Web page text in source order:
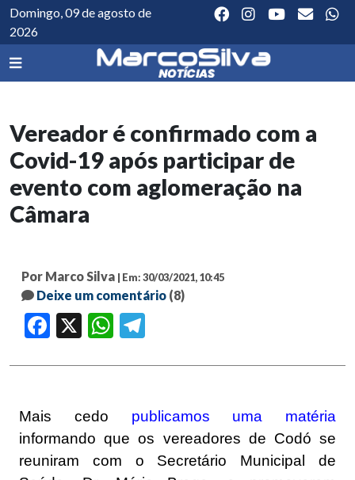
Domingo, 09 de agosto de
2026
Vereador é confirmado com a
Covid-19 após participar de
evento com aglomeração na
Câmara
Por Marco Silva | Em: 30/03/2021, 10:45
Deixe um comentário (8)
Facebook WhatsApp
Mais cedo publicamos uma matéria
informando que os vereadores de Codó se
reuniram com o Secretário Municipal de